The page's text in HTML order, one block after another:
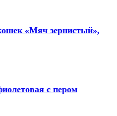
«Мяч зернистый»,
с пером